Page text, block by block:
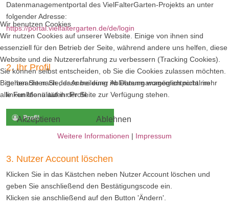
Datenmanagementportal des VielFalterGarten-Projekts an unter
folgender Adresse:
https://portal.vielfaltergarten.de/de/login
2. Ihr Profil
gehen Sie nach der Anmeldung im Datenmanagementportal im
linken Menü auf ihr Profil.
3. Nutzer Account löschen
Klicken Sie in das Kästchen neben Nutzer Account löschen und
geben Sie anschließend den Bestätigungscode ein.
Klicken sie anschließend auf den Button 'Ändern'.
Wir benutzen Cookies
Wir nutzen Cookies auf unserer Website. Einige von ihnen sind
essenziell für den Betrieb der Seite, während andere uns helfen, diese
Website und die Nutzererfahrung zu verbessern (Tracking Cookies).
Sie können selbst entscheiden, ob Sie die Cookies zulassen möchten.
Bitte beachten Sie, dass bei einer Ablehnung womöglich nicht mehr
alle Funktionalitäten der Seite zur Verfügung stehen.
Akzeptieren Ablehnen
Weitere Informationen | Impressum